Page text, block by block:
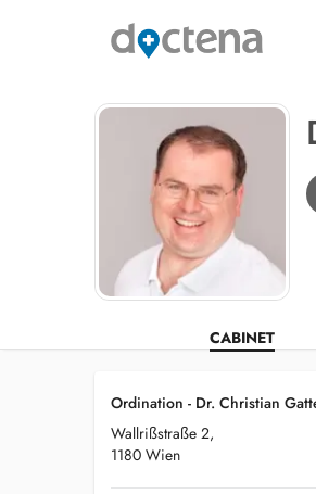
CABINET
Ordination - Dr. Christian
Wallrißstraße 2,
1180 Wien